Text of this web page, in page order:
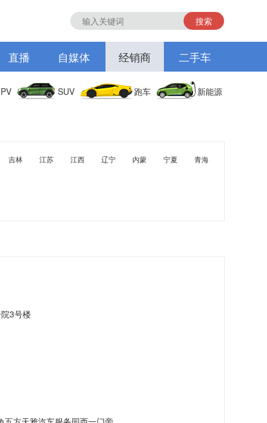
搜索
直播 自媒体 经销商 二手车
SUV 跑车 新能源
吉林 江苏 江西 辽宁 内蒙 宁夏
青海
3号楼